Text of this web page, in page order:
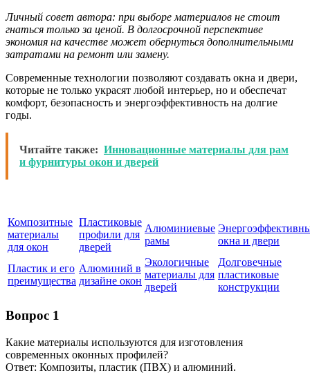
Личный совет автора: при выборе материалов не стоит
гнаться только за ценой. В долгосрочной перспективе
экономия на качестве может обернуться дополнительными
затратами на ремонт или замену.
Современные технологии позволяют создавать окна и двери,
которые не только украсят любой интерьер, но и обеспечат
комфорт, безопасность и энергоэффективность на долгие
годы.
Читайте также: Инновационные материалы для рам
и фурнитуры окон и дверей
Композитные
материалы
для окон
Пластиковые
профили для
дверей
Алюминиевые
рамы
окна и двери
Пластик и его
преимущества
Алюминий в
дизайне окон
Экологичные
материалы для
дверей
Долговечные
пластиковые
конструкции
Вопрос 1
Какие материалы используются для изготовления
современных оконных профилей?
Ответ: Композиты, пластик (ПВХ) и алюминий.